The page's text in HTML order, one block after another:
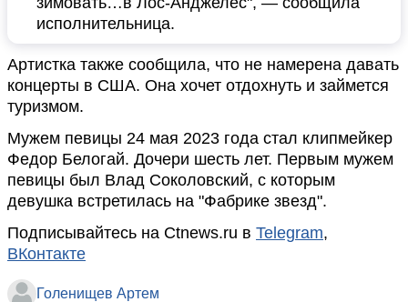
исполнительница.
Артистка также сообщила, что не намерена давать
концерты в США. Она хочет отдохнуть и займется
туризмом.
Мужем певицы 24 мая 2023 года стал клипмейкер
Федор Белогай. Дочери шесть лет. Первым мужем
певицы был Влад Соколовский, с которым
девушка встретилась на "Фабрике звезд".
Подписывайтесь на Ctnews.ru в Telegram,
ВКонтакте
Голенищев Артем